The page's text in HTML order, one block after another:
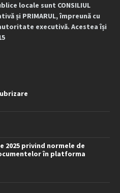
locale sunt CONSILIUL
și PRIMARUL, împreună cu
executivă. Acestea își
2025 privind normele de
în platforma